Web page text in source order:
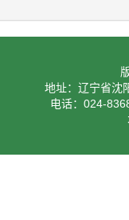
地址：辽宁省沈
电话：024-